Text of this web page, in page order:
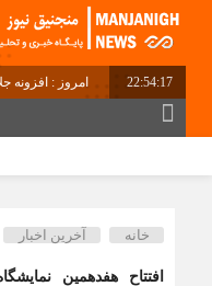
22:54:17 امروز : افزونه
خانه آخرین اخبار
افتتاح هفدهمین